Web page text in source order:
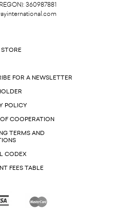
360987881
FOR A NEWSLETTER
POLICY
COOPERATION
TERMS AND
CODEX
FEES TABLE